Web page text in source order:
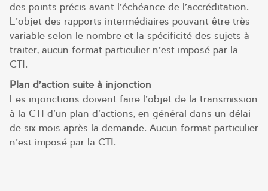
des points précis avant l’échéance de l’accréditation.
L’objet des rapports intermédiaires pouvant être très
variable selon le nombre et la spécificité des sujets à
traiter, aucun format particulier n’est imposé par la
CTI.
Plan d’action suite à injonction
Les injonctions doivent faire l’objet de la transmission
à la CTI d’un plan d’actions, en général dans un délai
de six mois après la demande. Aucun format particulier
n’est imposé par la CTI.